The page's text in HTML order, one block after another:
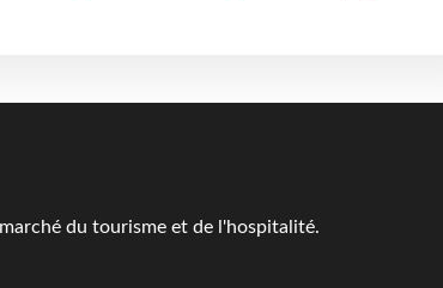
du tourisme et de l'hospitalité.